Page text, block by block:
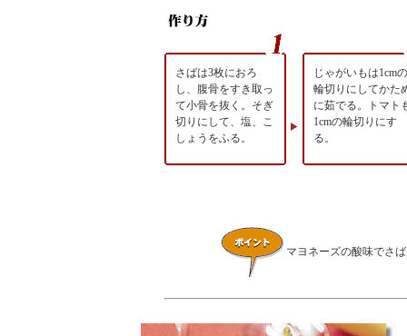
さばは3枚におろ
し、腹骨をすき取っ
て小骨を抜く。そぎ
切りにして、塩、こ
しょうをふる。
じゃがいもは1cmの
輪切りにしてかた
に茹でる。トマト
1cmの輪切りにす
る。
マヨネーズの酸味でさ